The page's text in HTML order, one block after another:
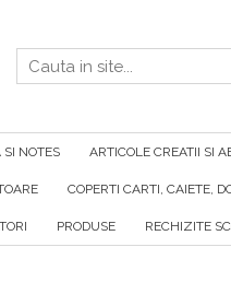
NOTES ARTICOLE CREATII SI
COPERTI CARTI, CAIETE,
PRODUSE RECHIZITE